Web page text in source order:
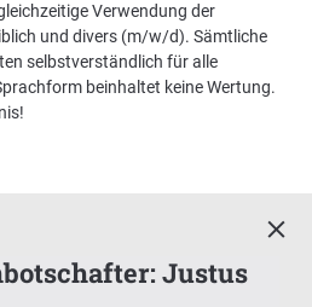
Verwendung der
und divers (m/w/d). Sämtliche
selbstverständlich für alle
beinhaltet keine Wertung.
Justus